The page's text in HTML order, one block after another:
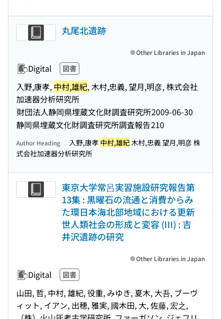
丸尾北遺跡
Digital 図書
入野,康孝, 中村,雄紀, 木村,忠義, 望月,明彦, 株式会社
加速器分析研究所
財団法人静岡県埋蔵文化財調査研究所2009-06-30
静岡県埋蔵文化財調査研究所調査報告210
Other Libraries in Japan
Author Heading 入野,康孝 中村,雄紀木村,忠義 望月,明彦 株
式会社加速器分析研究所
東京大学常呂実習施設研究報告第
13集 : 黒曜石の流通と消費からみ
た環日本海北部地域における更新
世人類社会の形成と変容 (III) : 吉
井沢遺跡の研究
Digital 図書
山田, 哲, 中村, 雄紀, 役重, みゆき, 夏木, 大吾, ブーヴ
ィット, イアン, 出穂, 雅実, 國木田, 大, 佐藤, 宏之,
Other Libraries in Japan